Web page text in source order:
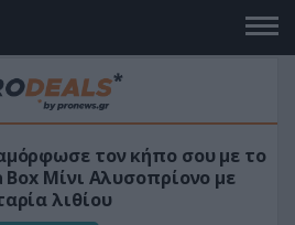
τον κήπο σου με το
Αλυσοπρίονο με